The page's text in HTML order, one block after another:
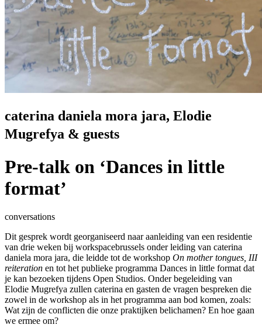
caterina daniela mora jara, Elodie
Mugrefya & guests
Pre-talk on ‘Dances in little
format’
conversations
Dit gesprek wordt georganiseerd naar aanleiding van een residentie
van drie weken bij workspacebrussels onder leiding van caterina
daniela mora jara, die leidde tot de workshop On mother tongues, III
reiteration en tot het publieke programma Dances in little format dat
je kan bezoeken tijdens Open Studios. Onder begeleiding van
Elodie Mugrefya zullen caterina en gasten de vragen bespreken die
zowel in de workshop als in het programma aan bod komen, zoals:
Wat zijn de conflicten die onze praktijken belichamen? En hoe gaan
we ermee om?